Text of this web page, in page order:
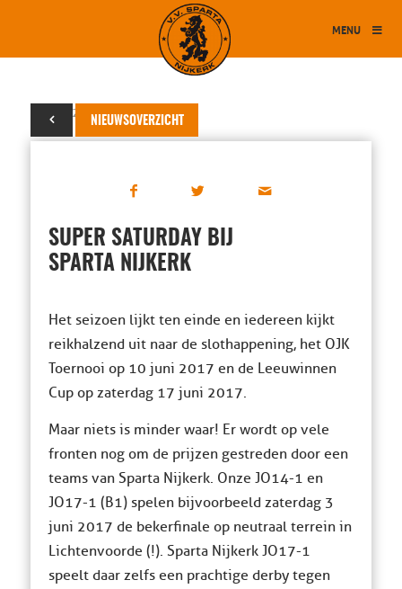
MENU
NIEUWSOVERZICHT
29 mei 2017
SUPER SATURDAY BIJ
SPARTA NIJKERK
Het seizoen lijkt ten einde en iedereen kijkt
reikhalzend uit naar de slothappening, het OJK
Toernooi op 10 juni 2017 en de Leeuwinnen
Cup op zaterdag 17 juni 2017.
Maar niets is minder waar! Er wordt op vele
fronten nog om de prijzen gestreden door een
teams van Sparta Nijkerk. Onze JO14-1 en
JO17-1 (B1) spelen bijvoorbeeld zaterdag 3
juni 2017 de bekerfinale op neutraal terrein in
Lichtenvoorde (!). Sparta Nijkerk JO17-1
speelt daar zelfs een prachtige derby tegen